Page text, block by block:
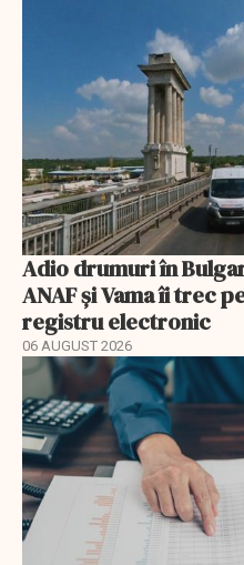
Adio drumuri în
ANAF și Vama îi trec
registru electronic
06 AUGUST 2026